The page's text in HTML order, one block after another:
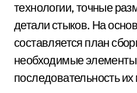
технологии, точные
детали стыков. На
составляется план
необходимые
последовательность